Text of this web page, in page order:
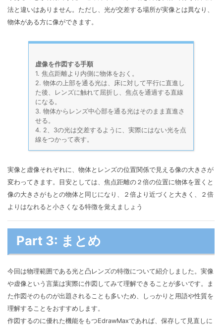
法と違いはありません。ただし、光が交差する場所が実像とは異なり、
物体がある方に像ができます。
虚像を作図する手順
1. 焦点距離より内側に物体をおく。
2. 物体の上部を通る光は、床に対して平行に直進し
た後、レンズに触れて屈折し、焦点を通過する直線
になる。
3. 物体からレンズ中心部を通る光はそのまま直進さ
せる。
4. 2、3の光は交差するように、実際にはない光を点
線をつかって表す。
実像と虚像それぞれに、物体とレンズの位置関係で見える像の大きさが
変わってきます。目安としては、焦点距離の２倍の位置に物体を置くと
像の大きさがもとの物体と同じになり、２倍より近づくと大きく、２倍
よりはなれると小さくなる特徴を覚えましょう
Part 3: まとめ
今回は物理範囲である光と凸レンズの特徴について紹介しました。実像
や虚像という言葉は実際に作図してみて理解できることが多いです。ま
た作図そのものが出題されることも多いため、しっかりと用語や性質を
理解することをおすすめします。
作図するのに優れた機能をもつEdrawMaxであれば、保存して見直しに